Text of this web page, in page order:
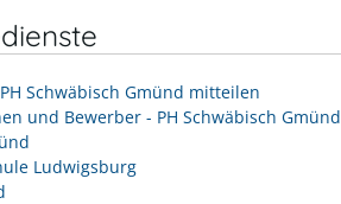
Schwäbisch Gmünd mitteilen
und Bewerber - PH Schwäbisch Gmünd
Ludwigsburg